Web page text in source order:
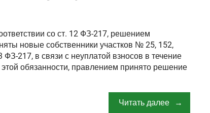
со ст. 12 ФЗ-217, решением
новые собственники участков № 25, 152,
217, в связи с неуплатой взносов в течение
обязанности, правлением принято решение
Читать далее